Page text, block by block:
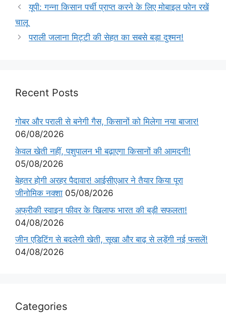
यूपी: गन्ना किसान पर्ची प्राप्त करने के लिए मोबाइल फोन रखें
चालू
पराली जलाना मिट्टी की सेहत का सबसे बड़ा दुश्मन!
Recent Posts
गोबर और पराली से बनेगी गैस, किसानों को मिलेगा नया बाजार!
06/08/2026
केवल खेती नहीं, पशुपालन भी बढ़ाएगा किसानों की आमदनी!
05/08/2026
बेहतर होगी अरहर पैदावार! आईसीएआर ने तैयार किया पूरा
जीनोमिक नक्शा 05/08/2026
अफ्रीकी स्वाइन फीवर के खिलाफ भारत की बड़ी सफलता!
04/08/2026
जीन एडिटिंग से बदलेगी खेती, सूखा और बाढ़ से लड़ेंगी नई फसलें!
04/08/2026
Categories